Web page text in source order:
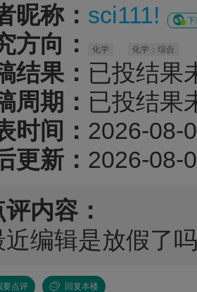
昵称： sci111! 下
方向： 化学 化学：综合
结果： 已投结果
周期： 已投结果
时间： 2026-08-
更新： 2026-08-
评内容：
近编辑是放假了
要点评 回复本楼